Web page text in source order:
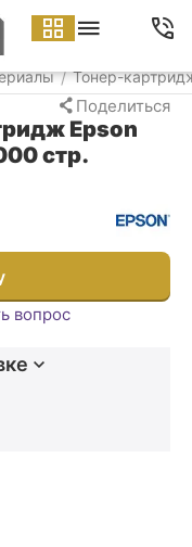
/ Тонер-
Поделиться
Epson
стр.
вопрос
Аккаунт